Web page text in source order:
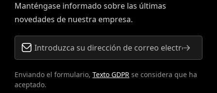
Manténgase informado sobre las últimas
novedades de nuestra empresa.
Enviando el formulario, Texto GDPR se considera que ha
aceptado.